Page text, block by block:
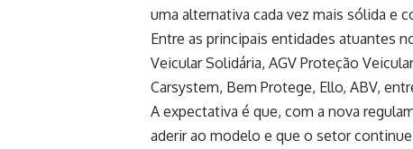
uma alternativa cada vez mais sólida e
Entre as principais entidades atuantes
Veicular Solidária, AGV Proteção
Carsystem, Bem Protege, Ello, ABV,
A expectativa é que, com a nova
aderir ao modelo e que o setor